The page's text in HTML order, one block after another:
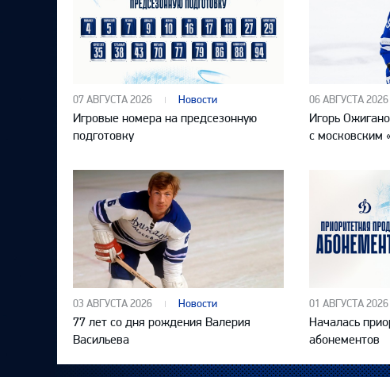
07 АВГУСТА 2026 Новости
Игровые номера на предсезонную
подготовку
06 АВГУСТА 2026
Игорь
с московским
03 АВГУСТА 2026 Новости
77 лет со дня рождения Валерия
Васильева
01 АВГУСТА 2026
Началась
абонементов